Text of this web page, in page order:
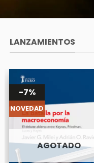
LANZAMIENTOS
-7%
NOVEDAD
AGOTADO